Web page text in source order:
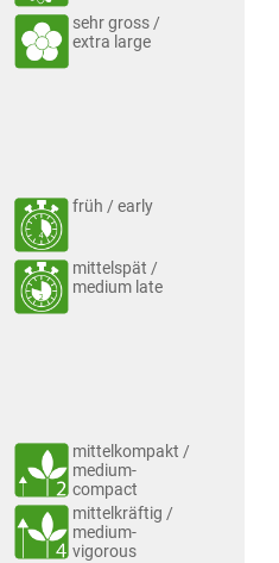
sehr gross /
extra large
früh / early
mittelspät /
medium late
mittelkompakt /
medium-
compact
mittelkräftig /
medium-
vigorous